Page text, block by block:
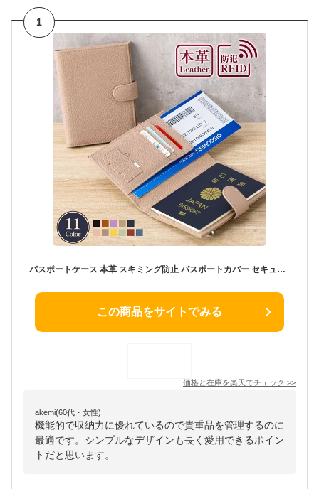
1
パスポートケース 本革 スキミング防止 パスポートカバー セキュリティポーチ トラベルポーチ カードケース 財布 小銭入れ 航空券 搭乗券 出張 ビジネス 海外旅行 旅行グッズ トラベルグッズ コンパクト スリム 薄型 大容量 便利 多機能 ボタン付き
この商品をサイトでみる
価格と在庫を楽天でチェック >>
akemi(60代・女性)
機能的で収納力に優れているので貴重品を管理するのに
最適です。シンプルなデザインも長く愛用できるポイン
トだと思います。